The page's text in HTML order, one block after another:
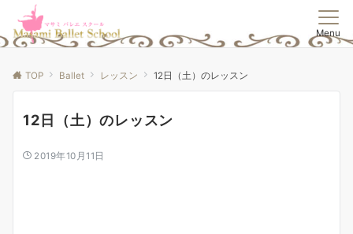
Menu
TOP Ballet レッスン 12日（土）のレッスン
12日（土）のレッスン
2019年10月11日